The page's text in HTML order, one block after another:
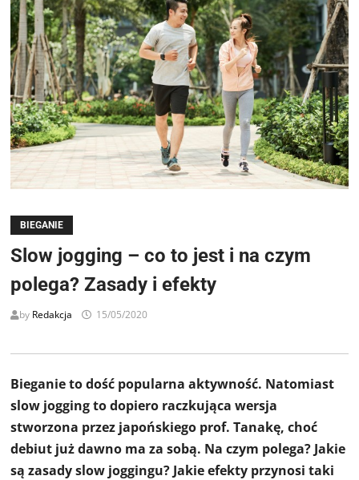
BIEGANIE
Slow jogging – co to jest i na czym
polega? Zasady i efekty
by Redakcja 15/05/2020
Bieganie to dość popularna aktywność. Natomiast
slow jogging to dopiero raczkująca wersja
stworzona przez japońskiego prof. Tanakę, choć
debiut już dawno ma za sobą. Na czym polega? Jakie
są zasady slow joggingu? Jakie efekty przynosi taki